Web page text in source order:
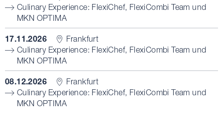
Culinary Experience: FlexiChef, FlexiCombi Team und
MKN OPTIMA
17.11.2026
Culinary Experience: FlexiChef, FlexiCombi Team und
MKN OPTIMA
Frankfurt
08.12.2026
Culinary Experience: FlexiChef, FlexiCombi Team und
MKN OPTIMA
Frankfurt